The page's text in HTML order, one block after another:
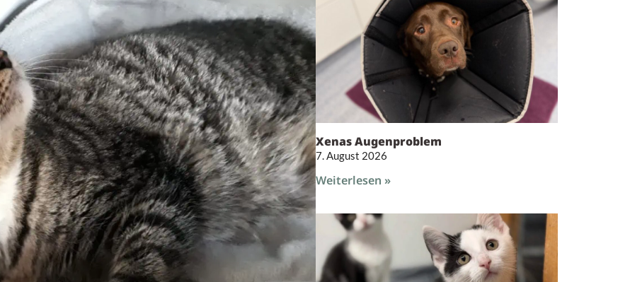
Xenas Augenproblem
7. August 2026
Weiterlesen »